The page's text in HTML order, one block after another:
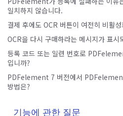
일치하지 않습니다.
결제 후에도 OCR 버튼이 여전히 비활
OCR을 다시 구매하라는 메시지가 표시
등록 코드 또는 일련 번호로
입니까?
PDFelement 7 버전에서
방법은?
기능에 관한 질문